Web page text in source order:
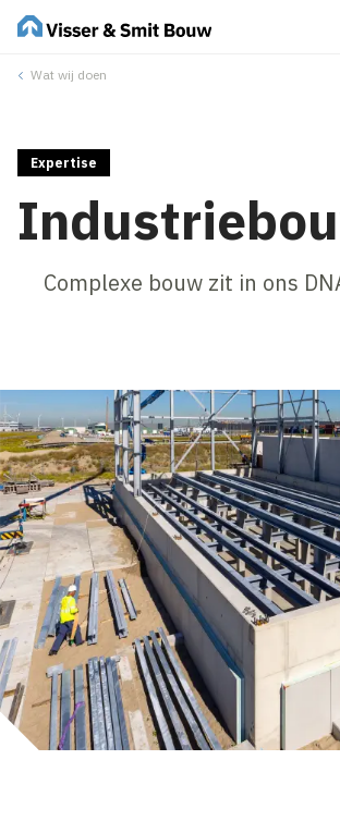
Wat wij doen
Expertise
Complexe bouw zit in ons